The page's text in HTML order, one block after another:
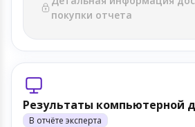
покупки отчета
Результаты компьютерной
В отчёте эксперта